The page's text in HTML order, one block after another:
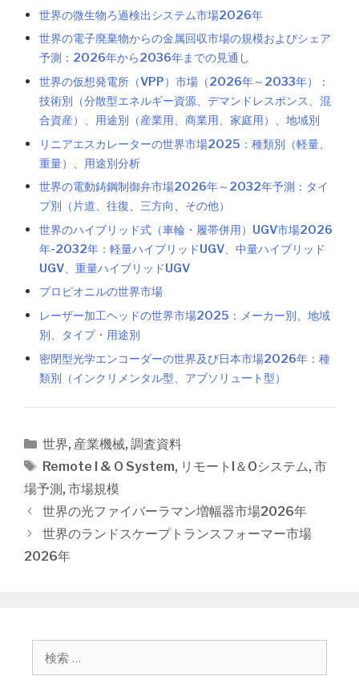
世界の微生物ろ過検出システム市場2026年
世界の電子廃棄物からの金属回収市場の規模およびシェア
予測：2026年から2036年までの見通し
世界の仮想発電所（VPP）市場（2026年～2033年）：
技術別（分散型エネルギー資源、デマンドレスポンス、混
合資産）、用途別（産業用、商業用、家庭用）、地域別
リニアエスカレーターの世界市場2025：種類別（軽量、
重量）、用途別分析
世界の電動鋳鋼制御弁市場2026年～2032年予測：タイ
プ別（片道、往復、三方向、その他）
世界のハイブリッド式（車輪・履帯併用）UGV市場2026
年-2032年：軽量ハイブリッドUGV、中量ハイブリッド
UGV、重量ハイブリッドUGV
プロピオニルの世界市場
レーザー加工ヘッドの世界市場2025：メーカー別、地域
別、タイプ・用途別
密閉型光学エンコーダーの世界及び日本市場2026年：種
類別（インクリメンタル型、アブソリュート型）
カ
テ
ゴ
リ
ー
世界, 産業機械, 調査資料
タ
グ
Remote I & O System, リモートI＆Oシステム, 市
場予測 , 市場規模
投
稿
ナ
ョ
世界の光ファイバーラマン増幅器市場2026年
世界のランドスケープトランスフォーマー市場
2026年